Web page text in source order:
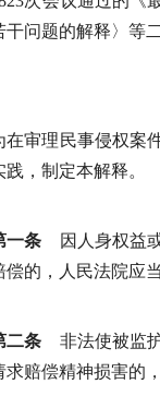
干问题的解释〉等
在审理民事侵权案
践，制定本解释。
一条
因人身权益
偿的，人民法院应
二条 非法使被监
求赔偿精神损害的